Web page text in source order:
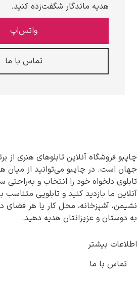
هدیه ماندگار شگفت‌زده کنید.
واتس‌اپ
تماس با ما
چاپبو فروشگاه آنلاین تابلوهای هنری از
جهان است. در چاپبو می‌توانید از میان
تابلوی دلخواه خود را انتخاب و به‌راحتی
آنلاین ما بازدید کنید و تابلویی متناسب
نشیمن، آشپزخانه، محل کار یا هر فضای
به دوستان و عزیزانتان هدیه دهید.
اطلاعات بیشتر
تماس با ما